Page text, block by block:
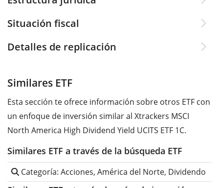
Situación fiscal
Detalles de replicación
Similares ETF
Esta sección te ofrece información sobre otros ETF con
un enfoque de inversión similar al Xtrackers MSCI
North America High Dividend Yield UCITS ETF 1C.
Similares ETF a través de la búsqueda ETF
Categoría: Acciones, América del Norte, Dividendo